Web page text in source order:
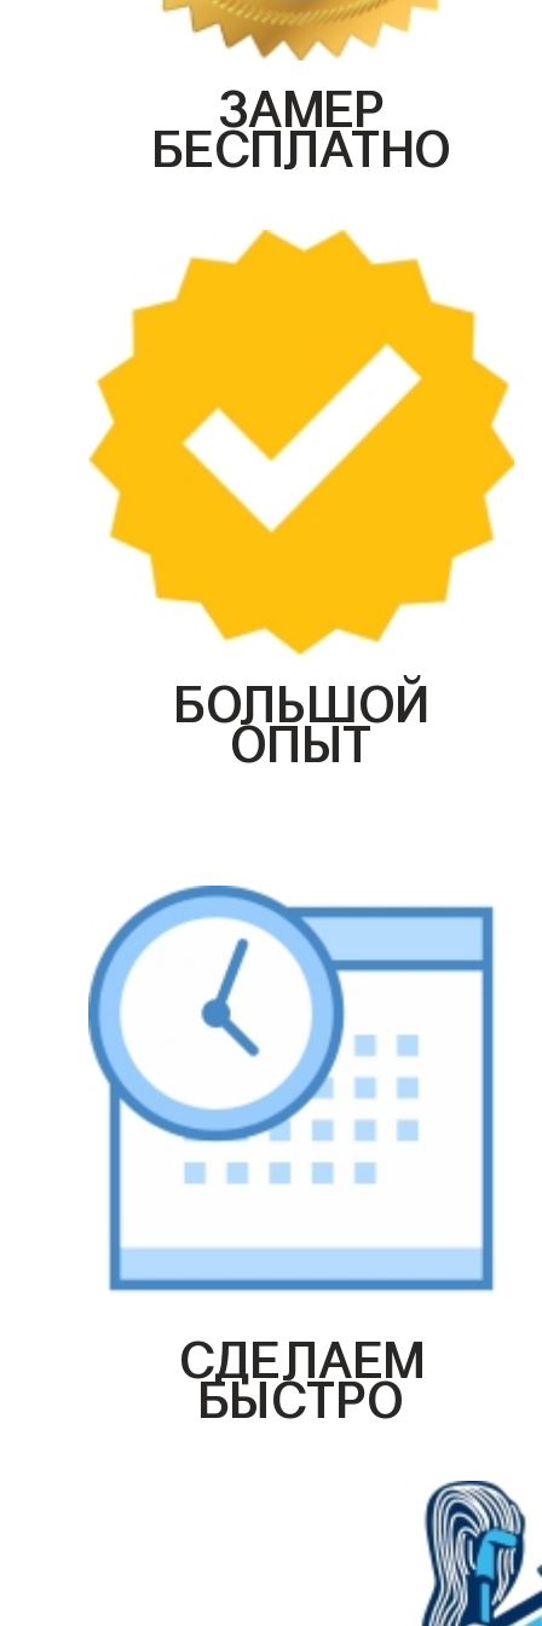
ЗАМЕР
БЕСПЛАТНО
БОЛЬШОЙ
ОПЫТ
СДЕЛАЕМ
БЫСТРО